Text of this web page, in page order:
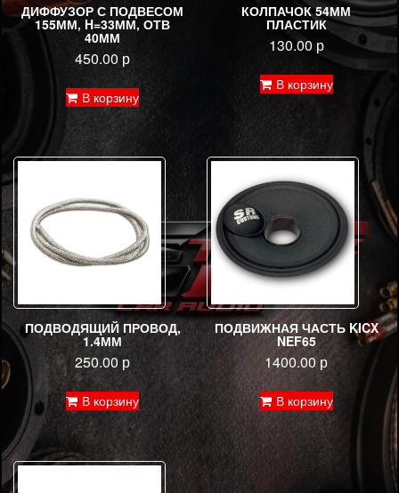
ДИФФУЗОР С ПОДВЕСОМ
155ММ, H=33ММ, ОТВ
40ММ
450.00 р
В корзину
КОЛПАЧОК 54ММ
ПЛАСТИК
130.00 р
В корзину
ПОДВОДЯЩИЙ ПРОВОД,
1.4ММ
250.00 р
В корзину
ПОДВИЖНАЯ ЧАСТЬ KICX
NEF65
1400.00р
В корзину